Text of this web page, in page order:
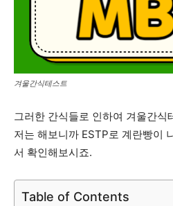
겨울간식테스트
그러한 간식들로 인하여 겨울간
저는 해보니까 ESTP로 계란빵이
서 확인해보시죠.
Table of Contents